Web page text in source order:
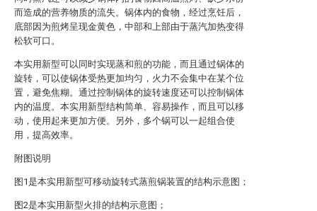
而造成的营养物质的流失。锅体内的食物，经过烹饪后，
底部因为煎烤呈现金黄色，中部和上部由于蒸汽加热变得
松软可口。
本实用新型可以同时实现蒸和煎的功能，而且通过锅体的
旋转，可以使锅体受热更加均匀，火力不会集中在某个位
置，避免焦糊。通过控制锅体的旋转速度还可以控制锅体
内的温度。本实用新型结构简单、容易操作，而且可以移
动，使用起来更加方便。另外，多个锅可以一起组合使
用，提高效率。
附图说明
图1是本实用新型可移动旋转式蒸煎锅装置的结构示意图；
图2是本实用新型火排的结构示意图；